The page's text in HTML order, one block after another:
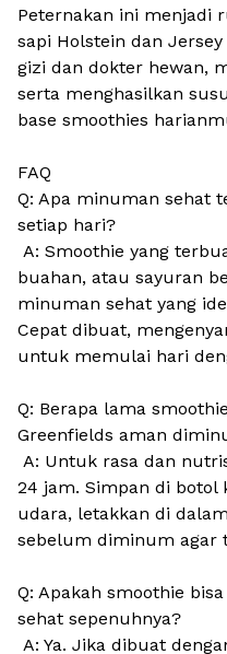
Peternakan ini menjadi
sapi Holstein dan
gizi dan dokter hewan,
serta menghasilkan
base smoothies
FAQ
Q: Apa minuman sehat
setiap hari?
A: Smoothie yang
buahan, atau sayuran
minuman sehat yang
Cepat dibuat,
untuk memulai hari
Q: Berapa lama
Greenfields aman
A: Untuk rasa dan
24 jam. Simpan di
udara, letakkan di
sebelum diminum agar
Q: Apakah smoothie
sehat sepenuhnya?
A: Ya. Jika dibuat